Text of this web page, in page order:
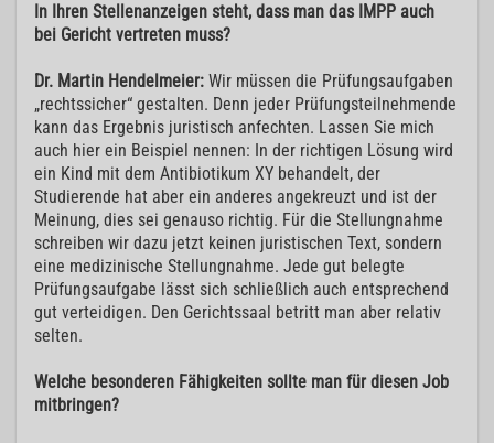
In Ihren Stellenanzeigen steht, dass man das IMPP auch
bei Gericht vertreten muss?
Dr. Martin Hendelmeier: Wir müssen die Prüfungsaufgaben
„rechtssicher“ gestalten. Denn jeder Prüfungsteilnehmende
kann das Ergebnis juristisch anfechten. Lassen Sie mich
auch hier ein Beispiel nennen: In der richtigen Lösung wird
ein Kind mit dem Antibiotikum XY behandelt, der
Studierende hat aber ein anderes angekreuzt und ist der
Meinung, dies sei genauso richtig. Für die Stellungnahme
schreiben wir dazu jetzt keinen juristischen Text, sondern
eine medizinische Stellungnahme. Jede gut belegte
Prüfungsaufgabe lässt sich schließlich auch entsprechend
gut verteidigen. Den Gerichtssaal betritt man aber relativ
selten.
Welche besonderen Fähigkeiten sollte man für diesen Job
mitbringen?